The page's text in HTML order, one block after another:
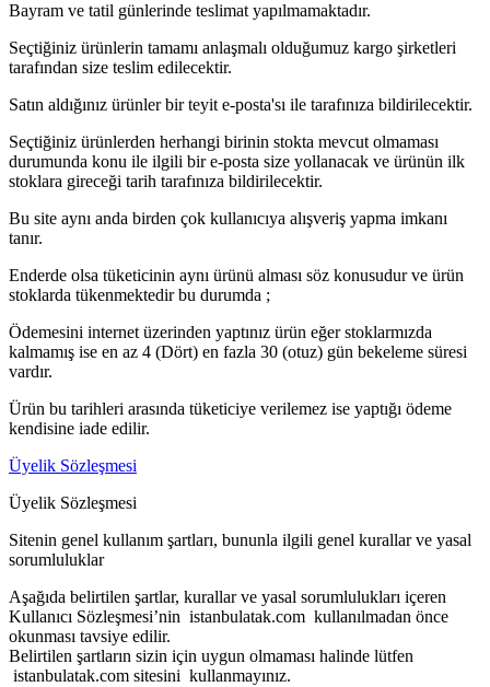
Bayram ve tatil günlerinde teslimat yapılmamaktadır.
Seçtiğiniz ürünlerin tamamı anlaşmalı olduğumuz kargo şirketleri
tarafından size teslim edilecektir.
Satın aldığınız ürünler bir teyit e-posta'sı ile tarafınıza bildirilecektir.
Seçtiğiniz ürünlerden herhangi birinin stokta mevcut olmaması
durumunda konu ile ilgili bir e-posta size yollanacak ve ürünün ilk
stoklara gireceği tarih tarafınıza bildirilecektir.
Bu site aynı anda birden çok kullanıcıya alışveriş yapma imkanı
tanır.
Enderde olsa tüketicinin aynı ürünü alması söz konusudur ve ürün
stoklarda tükenmektedir bu durumda ;
Ödemesini internet üzerinden yaptınız ürün eğer stoklarmızda
kalmamış ise en az 4 (Dört) en fazla 30 (otuz) gün bekeleme süresi
vardır.
Ürün bu tarihleri arasında tüketiciye verilemez ise yaptığı ödeme
kendisine iade edilir.
Üyelik Sözleşmesi
Üyelik Sözleşmesi
Sitenin genel kullanım şartları, bununla ilgili genel kurallar ve yasal
sorumluluklar
Aşağıda belirtilen şartlar, kurallar ve yasal sorumlulukları içeren
Kullanıcı Sözleşmesi’nin istanbulatak.com kullanılmadan önce
okunması tavsiye edilir.
Belirtilen şartların sizin için uygun olmaması halinde lütfen
istanbulatak.com sitesini kullanmayınız.